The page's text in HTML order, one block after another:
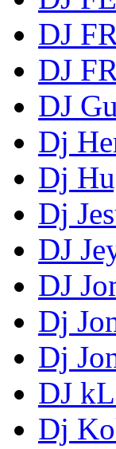
DJ
DJ
DJ
Dj
Dj
Dj
DJ
DJ
Dj
Dj
DJ
Dj